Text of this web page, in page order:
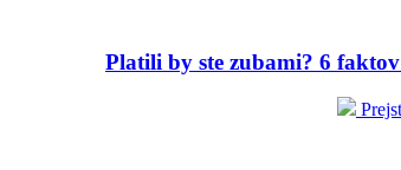
Platili by ste zubami? 6